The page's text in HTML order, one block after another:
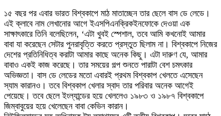
১৫ বছর পর এবার ভারত বিশ্বকাপে মাঠ মাতাচ্ছেন তার ছেলে বাস ডে লেডে।
এই ক্লাবে নাম লেখানোর আগে ইএসপিএনক্রিকইনফোকে দেওয়া এক
সাক্ষাৎকারে তিনি বলেছিলেন, ‘এটা খুবই স্পেশাল, তবে আমি কখনোই আমার
বাবা যা করেছেন সেটার পুনরাবৃত্তি করতে প্রস্তুত ছিলাম না। বিশ্বকাপে নিজের
দেশের প্রতিনিধিত্ব করাটা আমার কাছে অনেক কিছু। এটা দারুণ যে, আমার
বাবাও একই কাজ করেছে। তার সময়ের গল্প শুনতে পারাটা বেশ চমৎকার
অভিজ্ঞতা। বাস ডে লেডের মতো এবারই প্রথম বিশ্বকাপ খেলতে এসেছেন
স্যাম কারানও। তবে বিশ্বকাপ খেলার স্বাদ তার পরিবার অনেক আগেই
পেয়েছে। তবে ছেলে ইংল্যান্ডের হয়ে খেললেও ১৯৮৩ ও ১৯৮৭ বিশ্বকাপে
জিম্বাবুয়ের হয়ে খেলেছেন বাবা কেভিন কারান।